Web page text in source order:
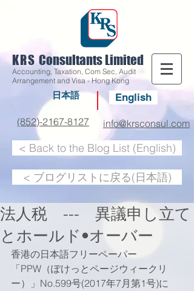
KRS Consultants Limited
Accounting, Taxation, Com Sec, Audit
Arrangement and Visa - Hong Kong
日本語 English
info@krsconsul.com
(852)-2167-8127
< Back to the Blog List (English)
< ブログリストに戻る(日本語)
法人税 --- 異議申し立て
とホールド•オーバー
香港の日本語フリーペーパー
「PPW（ぽけっとページウィークリ
ー）」No.599号(2017年7月第1号)に